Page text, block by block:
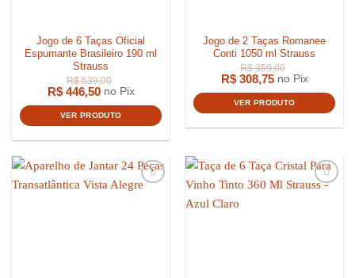
R$
Jogo de 6 Taças Oficial
Espumante Brasileiro 190 ml
Strauss
R$446,50 no Pix
VER PRODUTO
Jogo de 2 Taças Romanee
Conti 1050 ml Strauss
R$308,75 no Pix
VER PRODUTO